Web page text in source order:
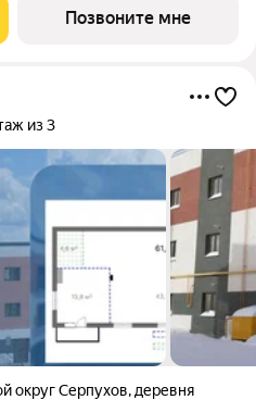
3 мастер-спальни с
Позвоните мне
из 3
округ Серпухов, деревня